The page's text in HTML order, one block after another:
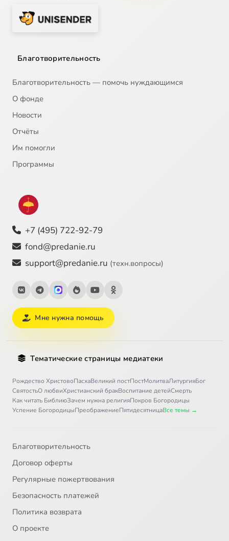
Благотворительность
Благотворительность — помочь нуждающимся
О фонде
Новости
Отчёты
Им помогли
Программы
+7 (495) 722-92-79
fond@predanie.ru
support@predanie.ru (техн.вопросы)
Мне нужна помощь
Тематические страницы медиатеки
Рождество ХристовоПасхаВеликий постПостМолитваЛитургияБог
СвятостьО любвиХристианский бракВоспитание детейСмерть
Как читать БиблиюЗачем нужна религияПокров Богородицы
Успение БогородицыПреображениеПятидесятницаВсе темы →
Благотворительность
Договор оферты
Регулярные пожертвования
Безопасность платежей
Политика возврата
О проекте